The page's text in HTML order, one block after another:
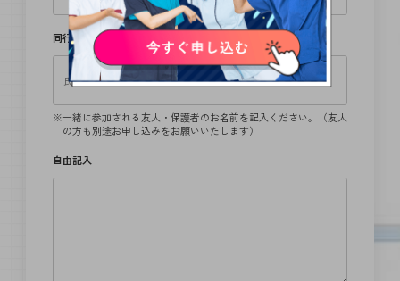
同行者
一緒に参加される友人・保護者のお名前を記入ください。（友人
の方も別途お申し込みをお願いいたします）
自由記入